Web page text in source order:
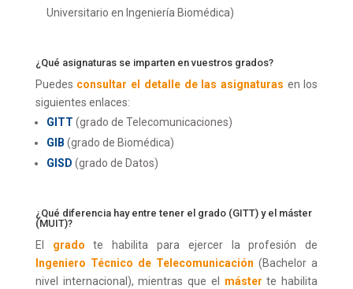
Universitario en Ingeniería Biomédica)
¿Qué asignaturas se imparten en vuestros grados?
Puedes consultar el detalle de las asignaturas en los
siguientes enlaces:
GITT (grado de Telecomunicaciones)
GIB (grado de Biomédica)
GISD (grado de Datos)
¿Qué diferencia hay entre tener el grado (GITT) y el máster
(MUIT)?
El grado te habilita para ejercer la profesión de
Ingeniero Técnico de Telecomunicación (Bachelor a
nivel internacional), mientras que el máster te habilita